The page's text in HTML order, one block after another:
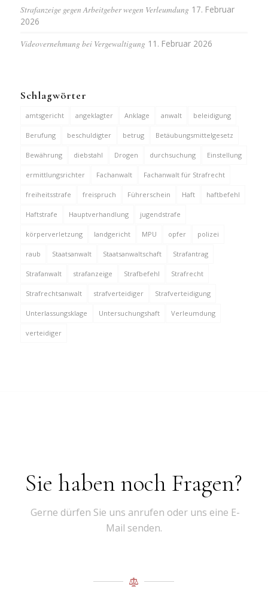
Strafanzeige gegen Arbeitgeber wegen Verleumdung 17. Februar
2026
Videovernehmung bei Vergewaltigung 11. Februar 2026
Schlagwörter
amtsgericht angeklagter Anklage anwalt beleidigung
Berufung beschuldigter betrug Betäubungsmittelgesetz
Bewährung diebstahl Drogen durchsuchung Einstellung
ermittlungsrichter Fachanwalt Fachanwalt für Strafrecht
freiheitsstrafe freispruch Führerschein Haft haftbefehl
Haftstrafe Hauptverhandlung jugendstrafe
körperverletzung landgericht MPU opfer polizei
raub Staatsanwalt Staatsanwaltschaft Strafantrag
Strafanwalt strafanzeige Strafbefehl Strafrecht
Strafrechtsanwalt strafverteidiger Strafverteidigung
Unterlassungsklage Untersuchungshaft Verleumdung
verteidiger
Sie haben noch Fragen?
Gerne dürfen Sie uns anrufen oder uns eine E-
Mail senden.